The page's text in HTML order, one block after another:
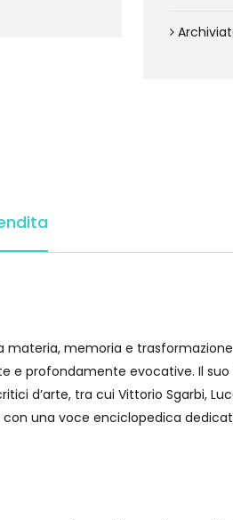
memoria e
e profondamente evocative. Il
tra cui Vittorio Sgarbi, Luca
una voce enciclopedica